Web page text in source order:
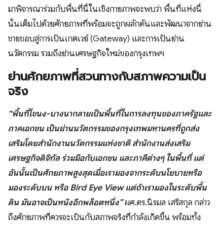
มาพิจารณาร่วมกับพื้นที่นี้ในเชิงกายภาพจะพบว่า พื้นที่แห่งนี้
นั้นเต็มไปด้วยศักยภาพที่พร้อมจะถูกผลักดันและพัฒนาจากย่าน
ชายขอบสู่การเป็นเกตเวย์ (Gateway) และการเป็นย่าน
นวัตกรรม รวมถึงย่านเศรษฐกิจใหม่ของกรุงเทพฯ
ย่านศักยภาพที่สวนทางกับสภาพความเป็น
จริง
“พื้นที่โขนง-บางนากลายเป็นพื้นที่ในการลงทุนของภาครัฐและ
ภาคเอกชน เป็นย่านนวัตกรรมของกรุงเทพมหานครที่ถูกส่ง
เสริมโดยสำนักงานนวัตกรรมแห่งชาติ สำนักงานส่งเสริม
เศรษฐกิจดิจิทัล ร่วมมือกับเอกชน และภาคีต่างๆ ในพื้นที่ แต่
อันนั้นเป็นศักยภาพสูงสุดเมื่อเรามองจากระดับนโยบายหรือ
มองระดับบน หรือ Bird Eye View แต่ถ้าเรามองในระดับพื้น
ดิน มันอาจเป็นหนังอีกพล็อตหนึ่ง”ผศ.ดร.นิรมล เสรีสกุล กล่าว
ถึงศักยภาพที่ควรจะเป็นกับสภาพจริงที่กำลังเกิดขึ้น พร้อมทั้ง